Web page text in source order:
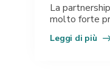
La
molto forte
realizzazione
Leggi di più